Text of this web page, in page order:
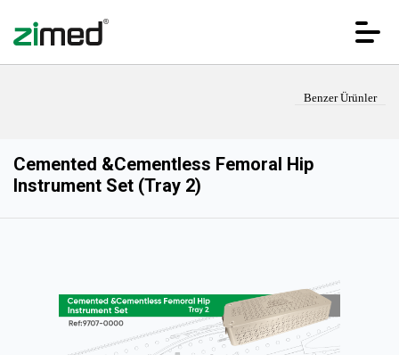
Benzer Ürünler
Cemented &Cementless Femoral Hip
Instrument Set (Tray 2)